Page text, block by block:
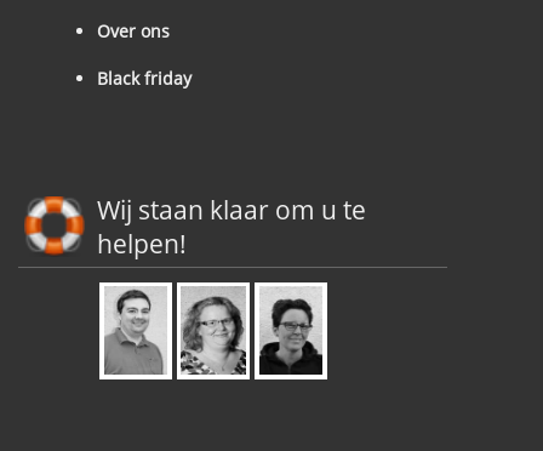
Over ons
Black friday
Wij staan klaar om u te
helpen!